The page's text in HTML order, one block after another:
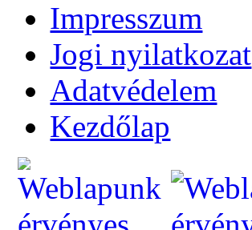
Impresszum
Jogi nyilatkozat
Adatvédelem
Kezdőlap